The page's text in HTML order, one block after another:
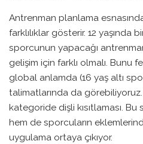
Antrenman planlama
farklılıklar gösterir. 12 yaşında
sporcunun yapacağı
gelişim için farklı olmalı. Bunu
global anlamda (16 yaş altı
talimatlarında da görebiliyoruz.
kategoride dişli kısıtlaması.
hem de sporcuların
uygulama ortaya çıkıyor.